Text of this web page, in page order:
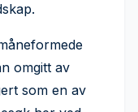
omgitt av
som en av